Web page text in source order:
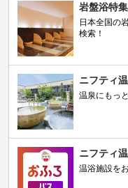
岩盤浴特集
日本全国の
検索！
ニフティ
温泉にもっ
ニフティ
温浴施設を